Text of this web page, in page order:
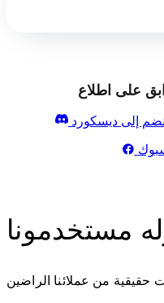
انضم إلى ديسكورد
مستخدمونا
حقيقية من عملائنا الراضين